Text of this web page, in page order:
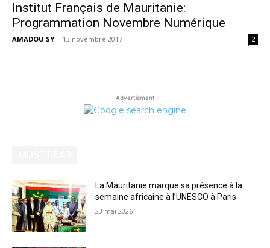
Institut Français de Mauritanie:
Programmation Novembre Numérique
AMADOU SY - 13 novembre 2017 2
- Advertisment -
La Mauritanie marque sa présence à la
semaine africaine à l’UNESCO à Paris
23 mai 2026